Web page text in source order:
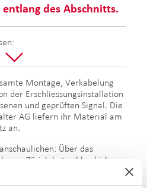
des Abschnitts.
Montage, Verkabelung
der Erschliessungsinstallation
und geprüften Signal. Die
AG liefern ihr Material am
an.
Über das
Zürich hat cablex bisher